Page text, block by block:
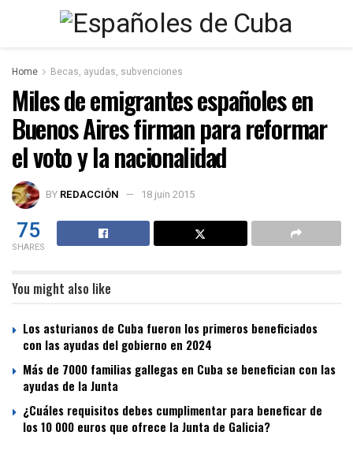
Home Becas, ayudas, subvenciones
Miles de emigrantes españoles en
Buenos Aires firman para reformar
el voto y la nacionalidad
BY REDACCIÓN 18 juin 2015
75
SHARES
You might also like
Los asturianos de Cuba fueron los primeros beneficiados
con las ayudas del gobierno en 2024
Más de 7000 familias gallegas en Cuba se benefician con las
ayudas de la Junta
¿Cuáles requisitos debes cumplimentar para beneficar de
los 10 000 euros que ofrece la Junta de Galicia?